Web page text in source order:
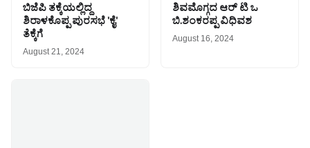
ಬಿಜೆಪಿ ತಕ್ಕೆಯಲ್ಲಿದ್ದ
ಶಿರಾಳಕೊಪ್ಪ ಪುರಸಭೆ 'ಕೈ'
ತೆಕ್ಕೆಗೆ
August 21, 2024
ಶಿವಮೊಗ್ಗದ ಆರ್ ಟಿ ಒ
ಬಿ.ಶಂಕರಪ್ಪ ವಿಧಿವಶ
August 16, 2024